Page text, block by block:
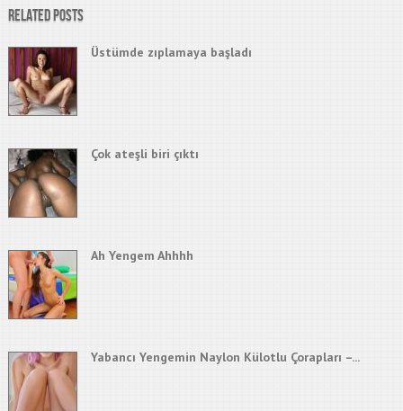
Related Posts
Üstümde zıplamaya başladı
Çok ateşli biri çıktı
Ah Yengem Ahhhh
Yabancı Yengemin Naylon Külotlu Çorapları –...